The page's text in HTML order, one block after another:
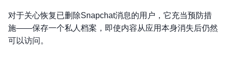
对于关心恢复已删除Snapchat消息的用户，它充当预防措
施——保存一个私人档案，即使内容从应用本身消失后仍然
可以访问。